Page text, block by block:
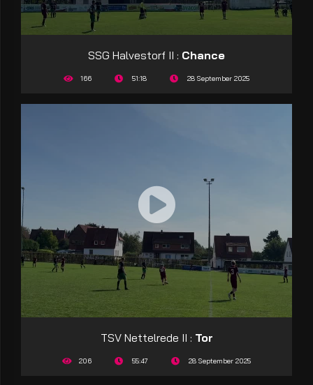
SSG Halvestorf II : Chance
166 51:18 28 September 2025
TSV Nettelrede II : Tor
206 55:47 28 September 2025